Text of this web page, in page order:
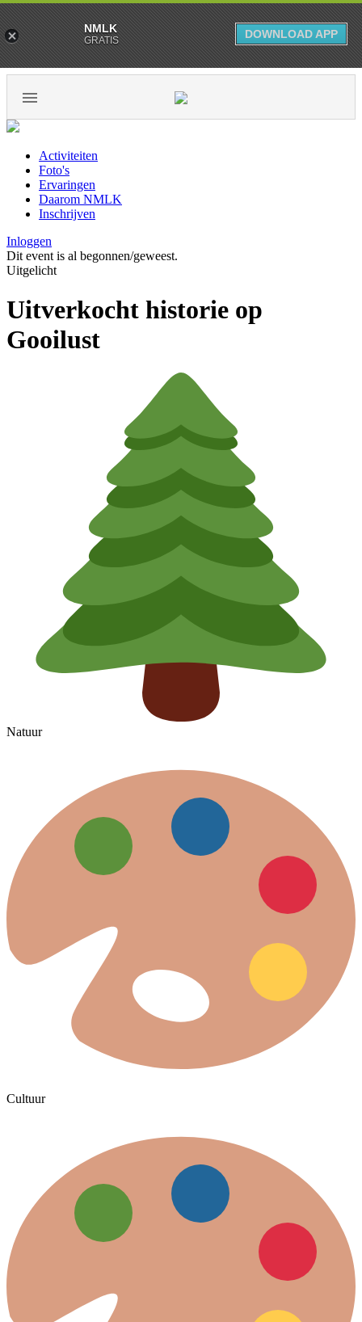
Activiteiten
Foto's
Ervaringen
Daarom NMLK
Inschrijven
Inloggen
Dit event is al begonnen/geweest.
Uitgelicht
Uitverkocht historie op
Gooilust
Natuur
Cultuur
NMLK
GRATIS DOWNLOAD APP